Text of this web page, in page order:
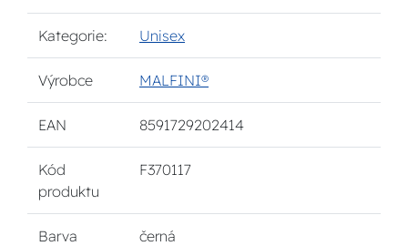
Kategorie: Unisex
Výrobce MALFINI®
EAN 8591729202414
Kód
produktu
F370117
Barva černá